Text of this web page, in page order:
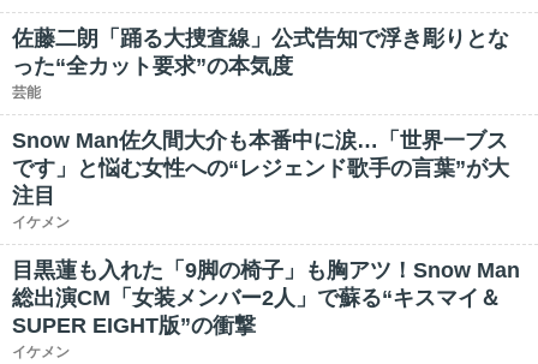
佐藤二朗「踊る大捜査線」公式告知で浮き彫りとな
った“全カット要求”の本気度
芸能
Snow Man佐久間大介も本番中に涙…「世界一ブス
です」と悩む女性への“レジェンド歌手の言葉”が大
注目
イケメン
目黒蓮も入れた「9脚の椅子」も胸アツ！Snow Man
総出演CM「女装メンバー2人」で蘇る“キスマイ＆
SUPER EIGHT版”の衝撃
イケメン